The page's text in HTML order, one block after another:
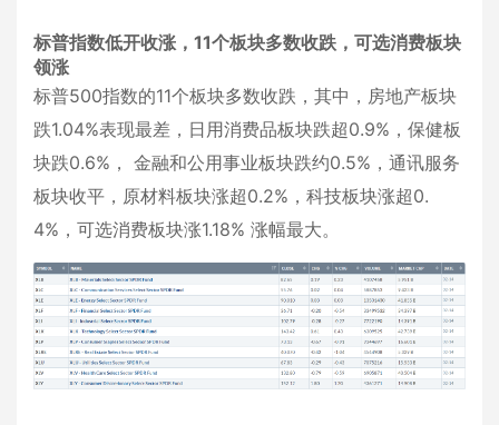
标普指数低开收涨，11个板块多数收跌，可选消费板块
领涨
标普500指数的11个板块多数收跌，其中，房地产板块
跌1.04%表现最差，日用消费品板块跌超0.9%，保健板
块跌0.6%， 金融和公用事业板块跌约0.5%，通讯服务
板块收平，原材料板块涨超0.2%，科技板块涨超0.
4%，可选消费板块涨1.18% 涨幅最大。